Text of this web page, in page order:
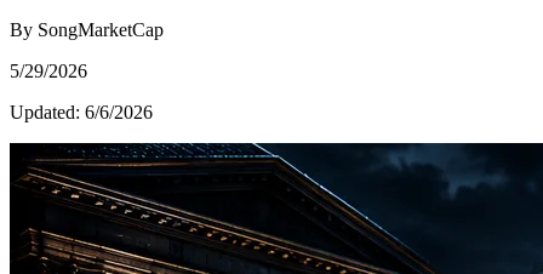
By SongMarketCap
5/29/2026
Updated: 6/6/2026